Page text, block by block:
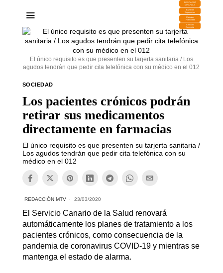
DESCARGA
MIRAPLAY
Buzón de
Sugerencias
Contratar
Publicidad
Contacto
Comercial
El único requisito es que presenten su tarjerta sanitaria / Los
agudos tendrán que pedir cita telefónica con su médico en el 012
SOCIEDAD
Los pacientes crónicos podrán
retirar sus medicamentos
directamente en farmacias
El único requisito es que presenten su tarjerta sanitaria /
Los agudos tendrán que pedir cita telefónica con su
médico en el 012
REDACCIÓN MTV 23/03/2020
El Servicio Canario de la Salud renovará
automáticamente los planes de tratamiento a los
pacientes crónicos, como consecuencia de la
pandemia de coronavirus COVID-19 y mientras se
mantenga el estado de alarma.